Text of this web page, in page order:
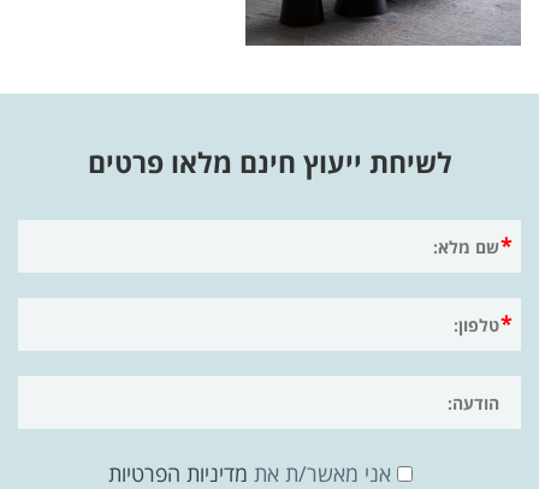
לשיחת ייעוץ חינם מלאו פרטים
אני מאשר/ת את מדיניות הפרטיות